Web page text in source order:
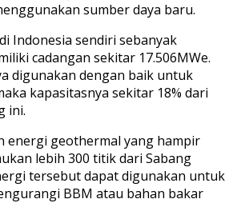
sumber daya baru.
Indonesia sendiri sebanyak
cadangan sekitar 17.506MWe.
digunakan dengan baik untuk
kapasitasnya sekitar 18% dari
ini.
energi geothermal yang hampir
lebih 300 titik dari Sabang
tersebut dapat digunakan untuk
BBM atau bahan bakar